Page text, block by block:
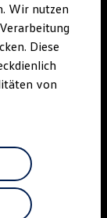
Wir nutzen
Diese
von